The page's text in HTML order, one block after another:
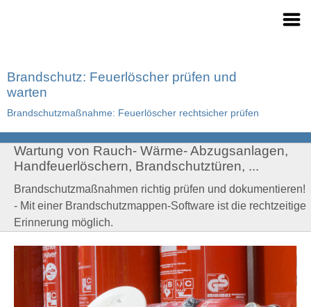
Brandschutz: Feuerlöscher prüfen und
warten
Brandschutzmaßnahme: Feuerlöscher rechtsicher prüfen
Wartung von Rauch- Wärme- Abzugsanlagen,
Handfeuerlöschern, Brandschutztüren, ...
Brandschutzmaßnahmen richtig prüfen und dokumentieren!
- Mit einer Brandschutzmappen-Software ist die rechtzeitige
Erinnerung möglich.